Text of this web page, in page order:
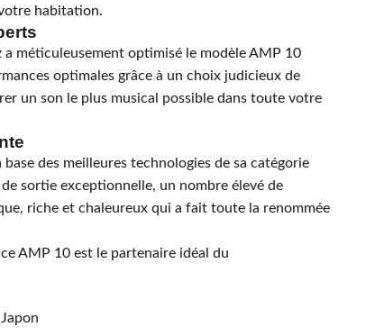
habitation.
a méticuleusement optimisé le modèle AMP 10
optimales grâce à un choix judicieux de
un son le plus musical possible dans toute votre
base des meilleures technologies de sa catégorie
sortie exceptionnelle, un nombre élevé de
riche et chaleureux qui a fait toute la renommée
AMP 10 est le partenaire idéal du